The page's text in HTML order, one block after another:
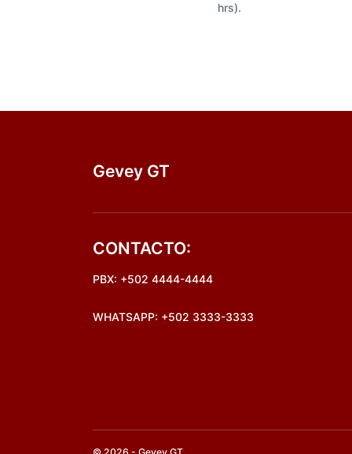
hrs).
Gevey GT
CONTACTO:
PBX: +502 4444-4444
WHATSAPP: +502 3333-3333